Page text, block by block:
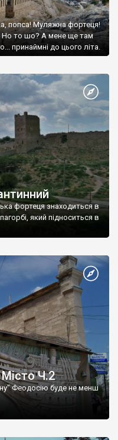
попса! Муляжна фортеця!
Но то шо? А мене ще там
принаймні до цього літа.
фортеця знаходиться в
який підноситься в
Ч.2
Феодосію буде не менш